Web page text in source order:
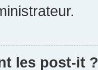
les post-it ?